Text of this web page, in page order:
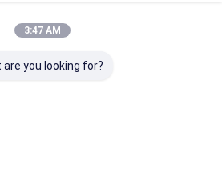
3:47 AM
you looking for?